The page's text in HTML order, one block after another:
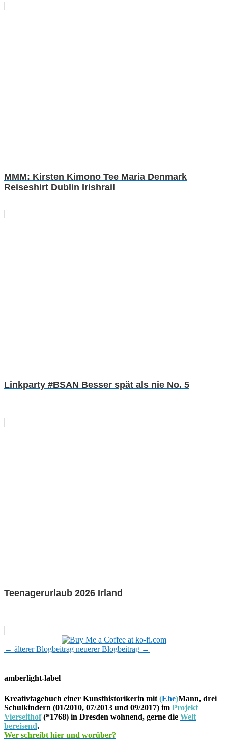
MMM: Kirsten Kimono Tee Maria Denmark
Reiseshirt Dublin Irishrail
Linkparty #BSAN Besser spät als nie No. 5
Teenagerurlaub 2026 Irland
← älterer Blogbeitrag neuerer Blogbeitrag →
amberlight-label
Kreativtagebuch einer Kunsthistorikerin mit (Ehe)Mann, drei
Schulkindern (01/2010, 07/2013 und 09/2017) im Projekt
Vierseithof(*1768) in Dresden wohnend, gerne die Welt
bereisend.
Wer schreibt hier und worüber?